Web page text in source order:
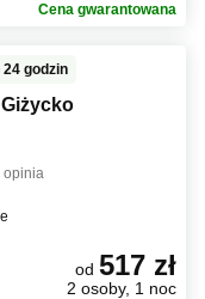
Cena gwarantowana
24 godzin
opinia
od 517 zł
2 osoby, 1 noc